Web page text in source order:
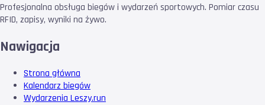
Profesjonalna obsługa biegów i wydarzeń sportowych. Pomiar czasu
RFID, zapisy, wyniki na żywo.
Nawigacja
Strona główna
Kalendarz biegów
Wydarzenia Leszy.run